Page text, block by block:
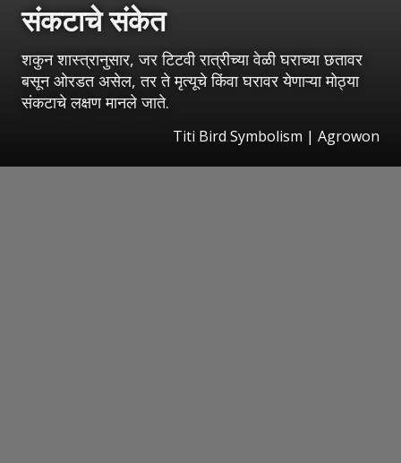
संकटाचे संकेत
शकुन शास्त्रानुसार, जर टिटवी रात्रीच्या वेळी घराच्या छतावर
बसून ओरडत असेल, तर ते मृत्यूचे किंवा घरावर येणाऱ्या मोठ्या
संकटाचे लक्षण मानले जाते.
Titi Bird Symbolism | Agrowon